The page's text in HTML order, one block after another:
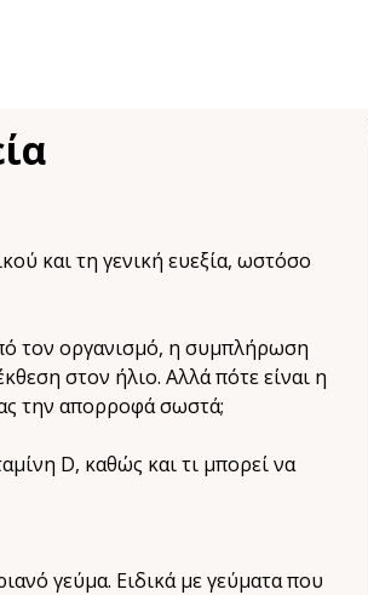
και τη γενική ευεξία, ωστόσο
τον οργανισμό, η συμπλήρωση
στον ήλιο. Αλλά πότε είναι η
την απορροφά σωστά;
D, καθώς και τι μπορεί να
γεύμα. Ειδικά με γεύματα που